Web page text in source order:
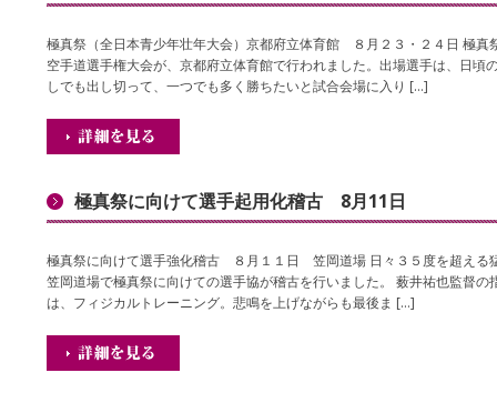
極真祭（全日本青少年壮年大会）京都府立体育館 ８月２３・２４日 極真
空手道選手権大会が、京都府立体育館で行われました。出場選手は、日頃
しでも出し切って、一つでも多く勝ちたいと試合会場に入り […]
極真祭に向けて選手起用化稽古 8月11日
極真祭に向けて選手強化稽古 ８月１１日 笠岡道場 日々３５度を超える
笠岡道場で極真祭に向けての選手協が稽古を行いました。 薮井祐也監督の
は、フィジカルトレーニング。悲鳴を上げながらも最後ま […]